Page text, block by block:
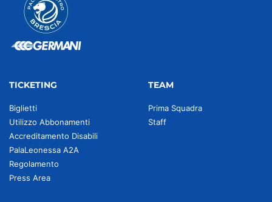
TICKETING
Biglietti
Utilizzo Abbonamenti
Accreditamento Disabili
PalaLeonessa A2A
Regolamento
Press Area
TEAM
Prima Squadra
Staff